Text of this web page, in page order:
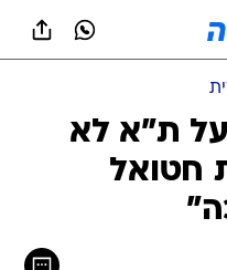
ת"א לא
חטואל